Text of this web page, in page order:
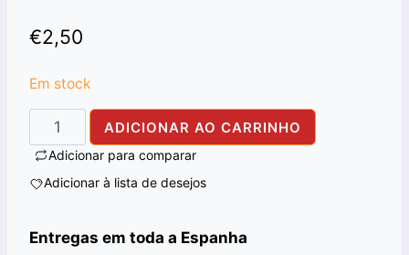
€2,50
Em stock
Quantidade
de
NATIONAL
KETCHUP
ADICIONAR AO CARRINHO
Adicionar para comparar
Adicionar à lista de desejos
Entregas em toda a Espanha